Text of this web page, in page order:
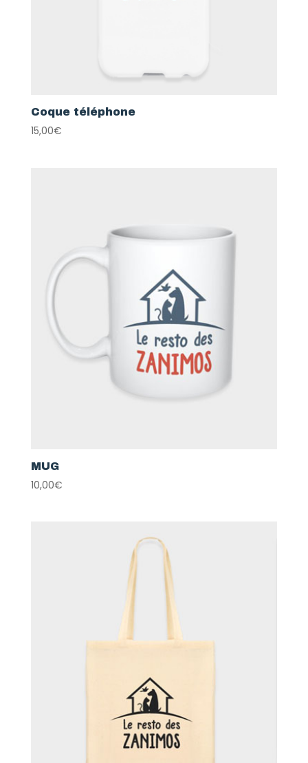
Coque téléphone
15,00€
MUG
10,00€